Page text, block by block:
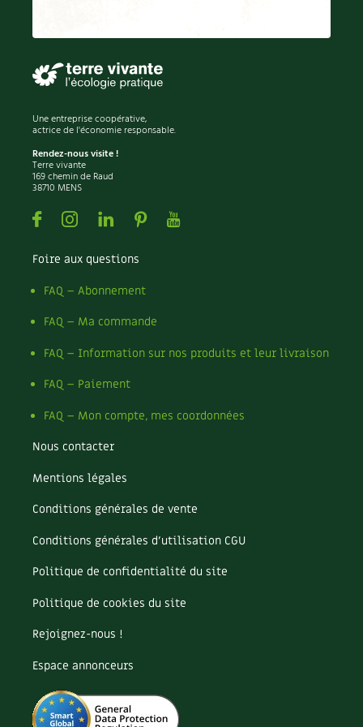
Habitat écologique
Matériaux écologiques
Énergie
Gestion de l’eau
Entretien de la maison
Décoration et petit bricolage
Santé et bien-être
Société et alternatives
Vivre l’écologie
Protéger la nature
Enfants
Actions pour la planète
Les 4 saisons
Archives
Expés
Bonnes adresses
Liste des pépiniéristes
Mieux consommer
Une entreprise coopérative,
actrice de l'économie responsable.
Rendez-nous visite !
Terre vivante
169 chemin de Raud
38710 MENS
FacebookInstagramLinkedin
PinterestYoutube
Foire aux questions
FAQ – Abonnement
FAQ – Ma commande
FAQ – Information sur nos produits et leur livraison
FAQ – Paiement
FAQ – Mon compte, mes coordonnées
Nous contacter
Mentions légales
Conditions générales de vente
Conditions générales d’utilisation CGU
Politique de confidentialité du site
Politique de cookies du site
Rejoignez-nous !
Espace annonceurs